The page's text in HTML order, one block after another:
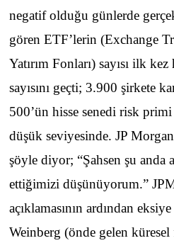
negatif olduğu günlerde
gören ETF’lerin (Exchange
Yatırım Fonları) sayısı ilk
sayısını geçti; 3.900 şirkete
500’ün hisse senedi risk
düşük seviyesinde. JP
şöyle diyor; “Şahsen şu anda
ettiğimizi düşünüyorum.”
açıklamasının ardından
Weinberg (önde gelen